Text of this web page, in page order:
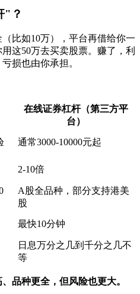
"？
比如10万），平台再借给你一
这50万去买卖股票。赚了，利
损也由你承担。
在线证券杠杆（第三方平
台）
通常3000-10000元起
2-10倍
A股全品种，部分支持港美
股
最快10分钟
日息万分之几到千分之几不
等
品种更全，但风险也更大。